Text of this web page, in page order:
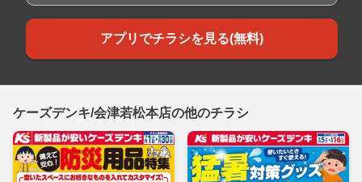
アプリでチラシを見る(無料)
ケーズデンキ/会津若松本店の他のチラシ